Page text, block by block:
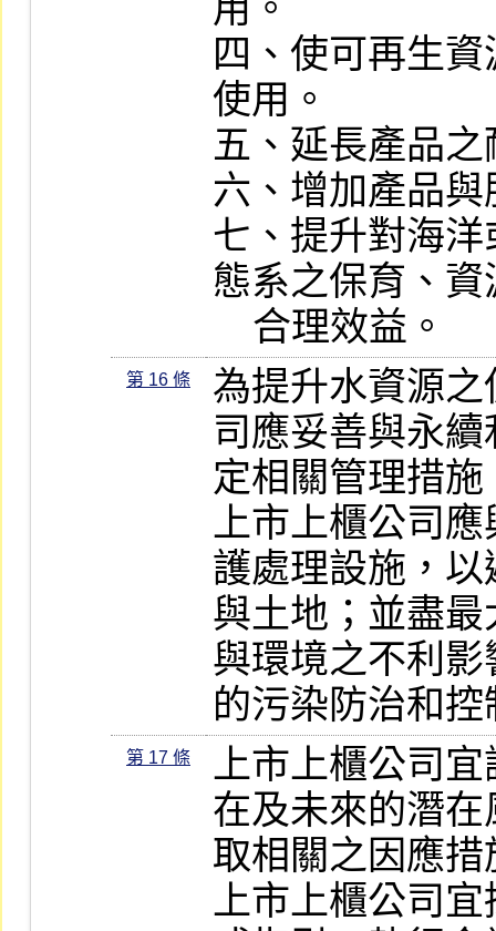
用。
四、使可再生
使用。
五、延長產品
六、增加產品
七、提升對海
態系之保育、
    合理效益。
第 16 條
為提升水資源
司應妥善與永
定相關管理措施
上市上櫃公司
護處理設施，
與土地；並盡
與環境之不利
的污染防治和
第 17 條
上市上櫃公司
在及未來的潛
取相關之因應措
上市上櫃公司